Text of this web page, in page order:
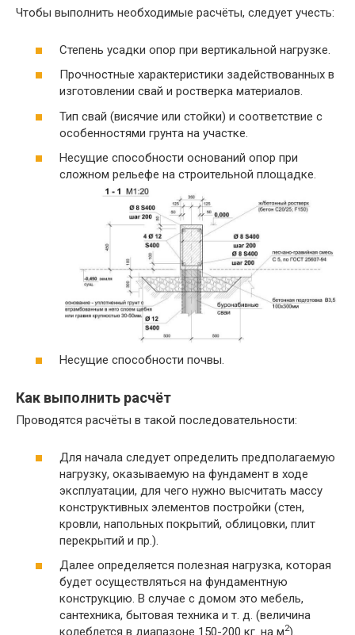
Чтобы выполнить необходимые расчёты, следует учесть:
Степень усадки опор при вертикальной нагрузке.
Прочностные характеристики задействованных в
изготовлении свай и ростверка материалов.
Тип свай (висячие или стойки) и соответствие с
особенностями грунта на участке.
Несущие способности оснований опор при
сложном рельефе на строительной площадке.
Несущие способности почвы.
Как выполнить расчёт
Проводятся расчёты в такой последовательности:
Для начала следует определить предполагаемую
нагрузку, оказываемую на фундамент в ходе
эксплуатации, для чего нужно высчитать массу
конструктивных элементов постройки (стен,
кровли, напольных покрытий, облицовки, плит
перекрытий и пр.).
Далее определяется полезная нагрузка, которая
будет осуществляться на фундаментную
конструкцию. В случае с домом это мебель,
сантехника, бытовая техника и т. д. (величина
колеблется в диапазоне 150-200 кг. на м2).